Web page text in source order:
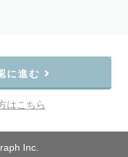
に進む
はこちら
Inc.